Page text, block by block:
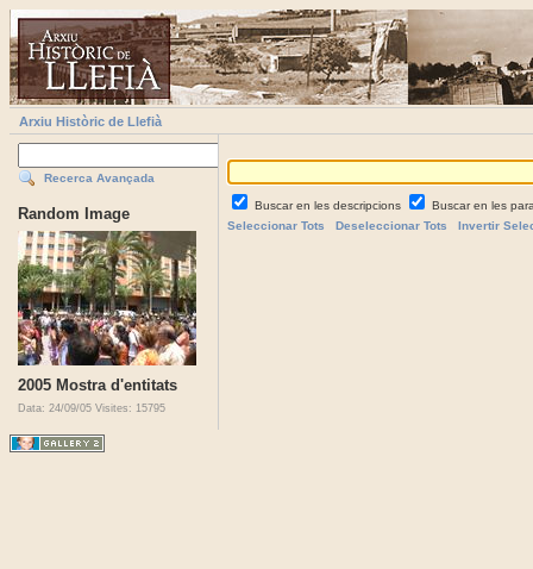
Arxiu Històric de Llefià
Recerca Avançada
Random Image
2005 Mostra d'entitats
Data: 24/09/05 Visites: 15795
Buscar en les descripcions
Buscar en les
Seleccionar Tots
Deseleccionar Tots Invertir